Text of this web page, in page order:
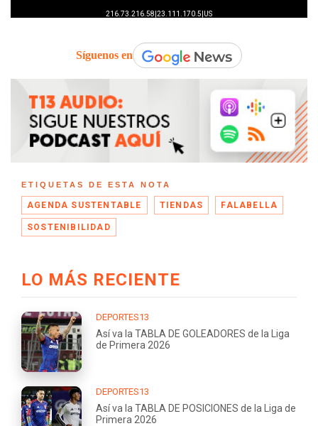
Síguenos en
ETIQUETAS DE ESTA NOTA
AGENDA SUSTENTABLE TIENDAS FALABELLA
SOSTENIBILIDAD
LO MÁS RECIENTE
DEPORTES13
Así va la TABLA DE GOLEADORES de la Liga
de Primera 2026
DEPORTES13
Así va la TABLA DE POSICIONES de la Liga de
Primera 2026